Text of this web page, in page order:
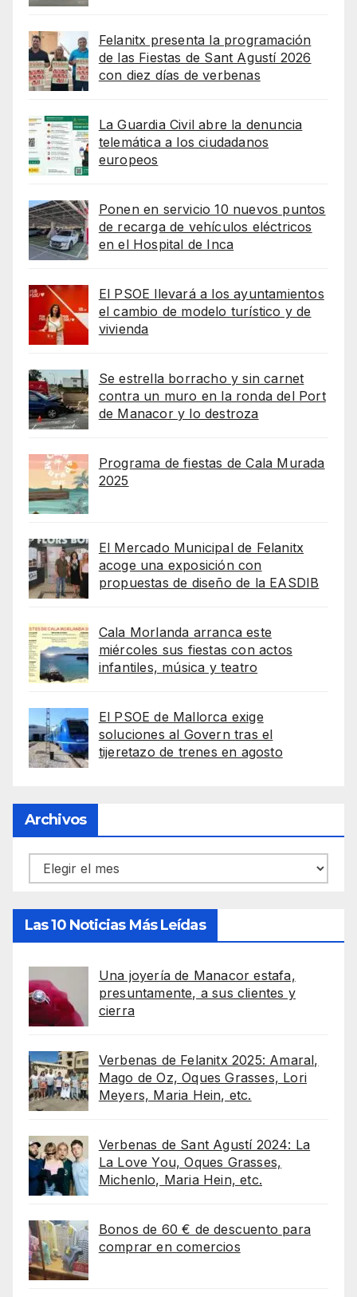
Felanitx presenta la programación
de las Fiestas de Sant Agustí 2026
con diez días de verbenas
La Guardia Civil abre la denuncia
telemática a los ciudadanos
europeos
Ponen en servicio 10 nuevos puntos
de recarga de vehículos eléctricos
en el Hospital de Inca
El PSOE llevará a los ayuntamientos
el cambio de modelo turístico y de
vivienda
Se estrella borracho y sin carnet
contra un muro en la ronda del Port
de Manacor y lo destroza
Programa de fiestas de Cala Murada
2025
El Mercado Municipal de Felanitx
acoge una exposición con
propuestas de diseño de la EASDIB
Cala Morlanda arranca este
miércoles sus fiestas con actos
infantiles, música y teatro
El PSOE de Mallorca exige
soluciones al Govern tras el
tijeretazo de trenes en agosto
Archivos
Archivos
Las 10 Noticias Más Leídas
Una joyería de Manacor estafa,
presuntamente, a sus clientes y
cierra
Verbenas de Felanitx 2025: Amaral,
Mago de Oz, Oques Grasses, Lori
Meyers, Maria Hein, etc.
Verbenas de Sant Agustí 2024: La
La Love You, Oques Grasses,
Michenlo, Maria Hein, etc.
Bonos de 60 € de descuento para
comprar en comercios